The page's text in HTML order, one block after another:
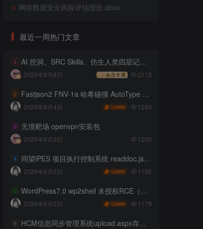
网络数据安全风险评估报告.docx
最近一周热门文章
1 AI 挖洞、SRC Skills、仿生人类四层记忆系统
2026年8月8日 会员专属 2113
2 Fastjson2 FNV-1a 哈希碰撞 AutoType 绕过远程代码执行
2026年8月4日 9999 1280
3 无境靶场 openvpn安装包
2026年8月3日 1200
4 同望iPES 项目执行控制系统 readdoc.jsp存在任意文件读取
2026年8月2日 9999 1195
5 WordPress7.0 wp2shell 未授权RCE（CVE-2026-63030 CVE-2026-60137）
2026年8月2日 9999 1179
6 HCM信息同步管理系统upload.aspx存在任意文件上传